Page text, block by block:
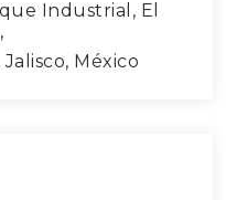
Industrial, El
México